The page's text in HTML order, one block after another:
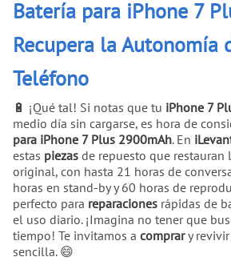
Batería para iPhone 7
Recupera la Autonomía
Teléfono
🔋 ¡Qué tal! Si notas que tu iPhone 7
medio día sin cargarse, es hora de
para iPhone 7 Plus 2900mAh. En
estas piezas de repuesto que restauran
original, con hasta 21 horas de
horas en stand-by y 60 horas de
perfecto para reparaciones rápidas de
el uso diario. ¡Imagina no tener que
tiempo! Te invitamos a comprary
sencilla. 😄